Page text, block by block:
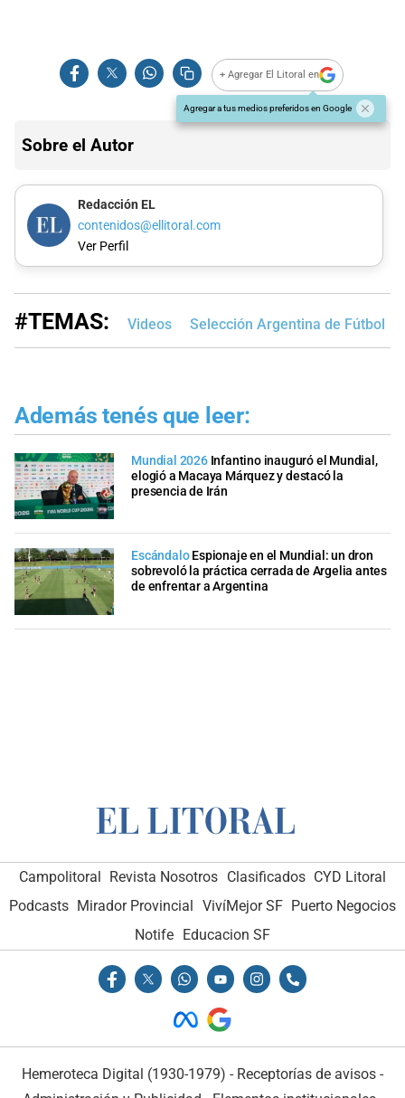
+ Agregar El Litoral en
Agregar a tus medios preferidos en Google
Sobre el Autor
Redacción EL
contenidos@ellitoral.com
Ver Perfil
#TEMAS: Videos Selección Argentina de Fútbol
Además tenés que leer:
Mundial 2026 Infantino inauguró el Mundial,
elogió a Macaya Márquez y destacó la
presencia de Irán
Escándalo Espionaje en el Mundial: un dron
sobrevoló la práctica cerrada de Argelia antes
de enfrentar a Argentina
Campolitoral Revista Nosotros Clasificados CYD Litoral
Podcasts Mirador Provincial VivíMejor SF Puerto Negocios
Notife
Educacion SF
Hemeroteca Digital (1930-1979) - Receptorías de avisos -